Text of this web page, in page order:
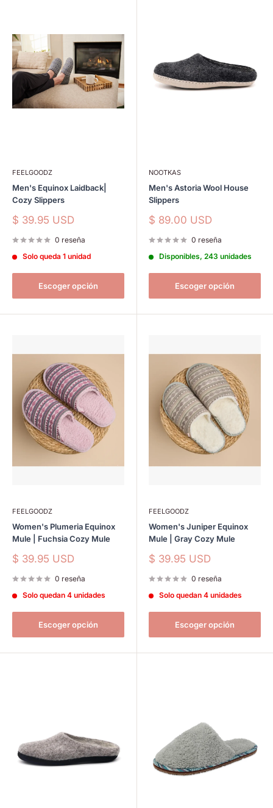
FEELGOODZ
Men's Equinox Laidback|
Cozy Slippers
Precio
venta
$ 39.95 USD
0 reseña
Solo queda 1 unidad
Escoger opción
NOOTKAS
Men's Astoria Wool House
Slippers
Precio
venta
$ 89.00 USD
0 reseña
Disponibles, 243 unidades
Escoger opción
FEELGOODZ
Women's Plumeria Equinox
Mule | Fuchsia Cozy Mule
Precio
venta
$ 39.95 USD
0 reseña
Solo quedan 4 unidades
Escoger opción
FEELGOODZ
Women's Juniper Equinox
Mule | Gray Cozy Mule
Precio
venta
$ 39.95 USD
0 reseña
Solo quedan 4 unidades
Escoger opción